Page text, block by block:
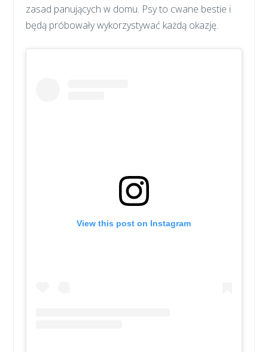
zasad panujących w domu. Psy to cwane bestie i
będą próbowały wykorzystywać każdą okazję.
View this post on Instagram